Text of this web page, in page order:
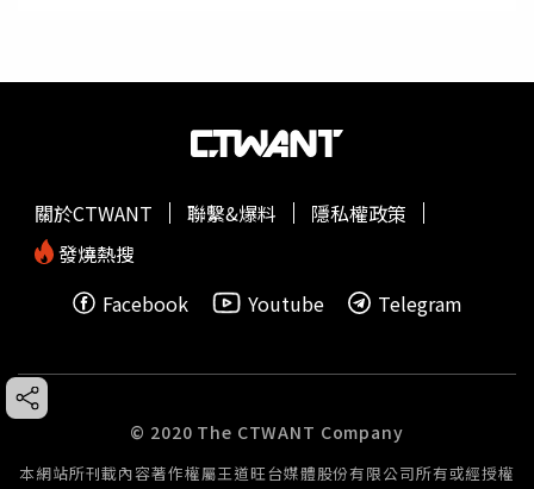
關於CTWANT 聯繫&爆料
隱私權政策
發燒熱搜
Facebook
Youtube Telegram
© 2020 The CTWANT Company
本網站所刊載內容著作權屬王道旺台媒體股份有限公司所有或經授權